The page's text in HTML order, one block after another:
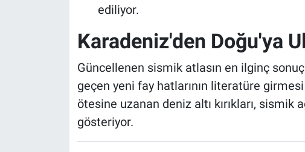
ediliyor.
Karadeniz'den Doğu'ya
Güncellenen sismik atlasın en ilginç
geçen yeni fay hatlarının literatüre girmesi
ötesine uzanan deniz altı kırıkları, sismik
gösteriyor.